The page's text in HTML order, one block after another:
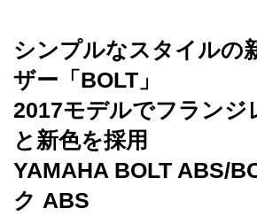
シンプルなスタイルの
ザー「BOLT」
2017モデルでフランジ
と新色を採用
YAMAHA BOLT ABS/
ク ABS